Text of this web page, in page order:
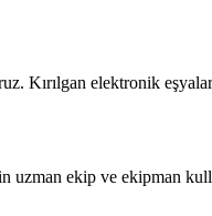
Kırılgan elektronik
ekip ve ekipman